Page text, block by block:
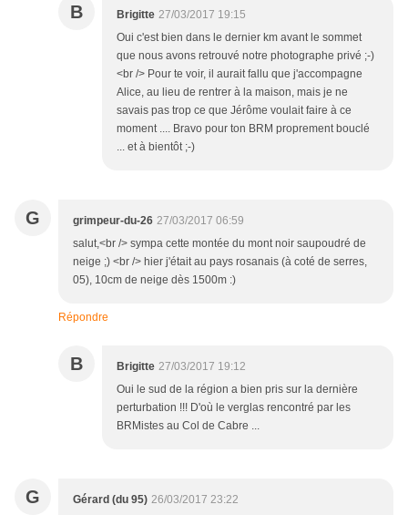
B Brigitte 27/03/2017 19:15
Oui c'est bien dans le dernier km avant le sommet
que nous avons retrouvé notre photographe privé ;-)
<br /> Pour te voir, il aurait fallu que j'accompagne
Alice, au lieu de rentrer à la maison, mais je ne
savais pas trop ce que Jérôme voulait faire à ce
moment .... Bravo pour ton BRM proprement bouclé
... et à bientôt ;-)
G grimpeur-du-26 27/03/2017 06:59
salut,<br /> sympa cette montée du mont noir saupoudré de
neige ;) <br /> hier j'était au pays rosanais (à coté de serres,
05), 10cm de neige dès 1500m :)
Répondre
B Brigitte 27/03/2017 19:12
Oui le sud de la région a bien pris sur la dernière
perturbation !!! D'où le verglas rencontré par les
BRMistes au Col de Cabre ...
G Gérard (du 95) 26/03/2017 23:22